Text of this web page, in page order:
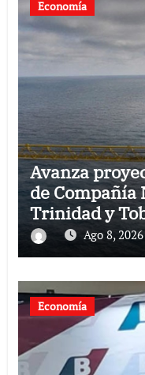
Economía
Avanza
de Compañía
Trinidad y
Ago 8, 2026
Economía